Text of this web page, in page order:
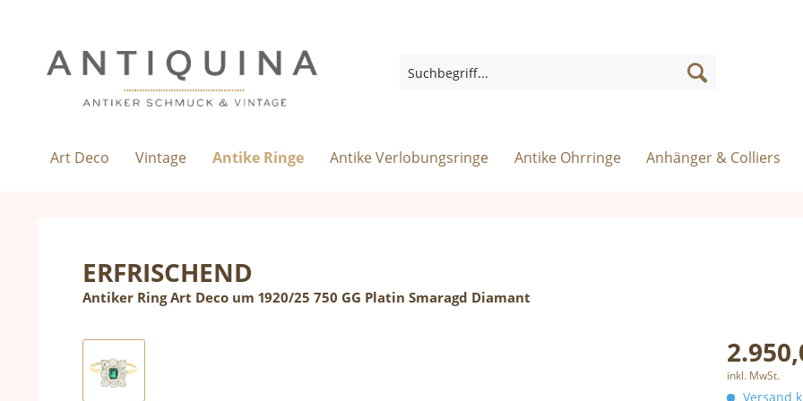
Art Deco Vintage Antike Ringe Antike Verlobungsringe Antike Ohrringe Anhänger & Colliers
ERFRISCHEND
Antiker Ring Art Deco um 1920/25 750 GG Platin Smaragd Diamant
inkl. MwSt.
Versand